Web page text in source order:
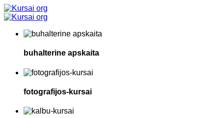
buhalterine apskaita
fotografijos-kursai